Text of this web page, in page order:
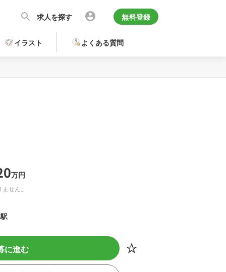
求人を探す 無料登録
イラスト よくある質問
万円
せん。
に進む